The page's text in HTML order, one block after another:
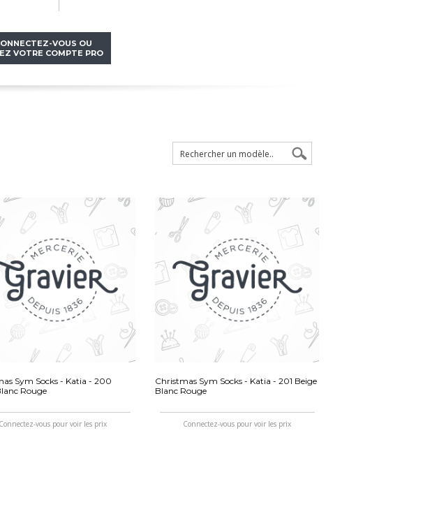
VOUS OU
VOTRE COMPTE PRO
Sym Socks - Katia - 200
Rouge
Connectez-vous pour voir les prix
Christmas Sym Socks - Katia - 201 Beige
Blanc Rouge
Connectez-vous pour voir les prix